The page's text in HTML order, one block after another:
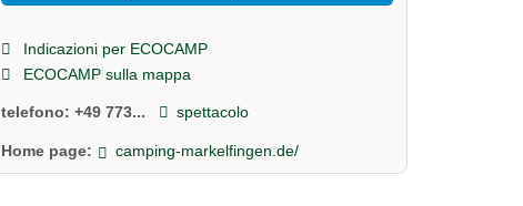
Indicazioni per ECOCAMP
ECOCAMP sulla mappa
telefono:+49 773... spettacolo
Home page: camping-markelfingen.de/